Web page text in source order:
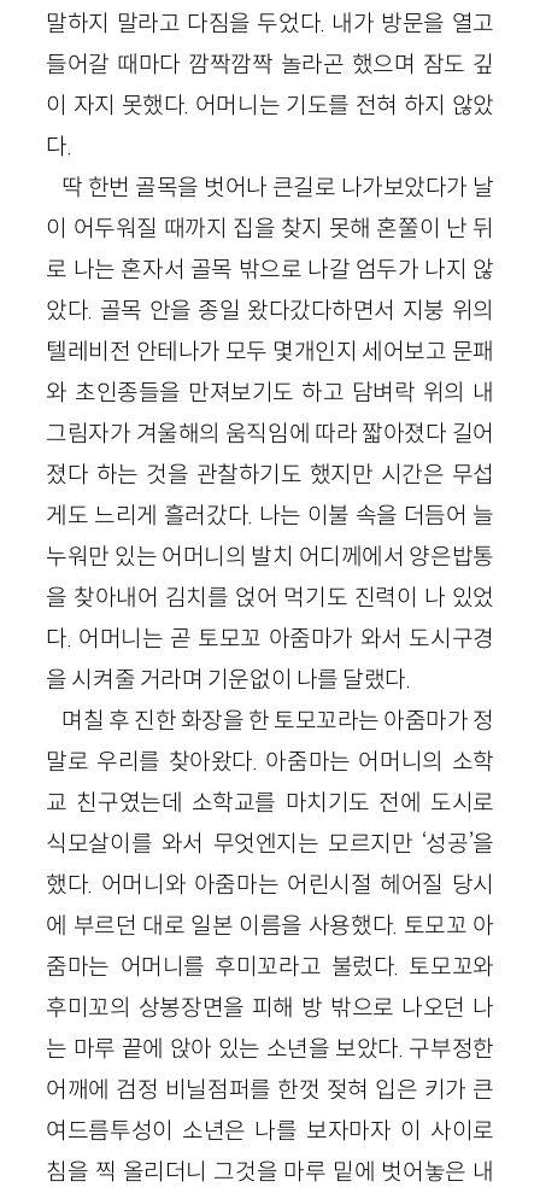
말하지 말라고 다짐을 두었다. 내가 방문을 열고
들어갈 때마다 깜짝깜짝 놀라곤 했으며 잠도 깊
이 자지 못했다. 어머니는 기도를 전혀 하지 않았
다.
딱 한번 골목을 벗어나 큰길로 나가보았다가 날
이 어두워질 때까지 집을 찾지 못해 혼쭐이 난 뒤
로 나는 혼자서 골목 밖으로 나갈 엄두가 나지 않
았다. 골목 안을 종일 왔다갔다하면서 지붕 위의
텔레비전 안테나가 모두 몇개인지 세어보고 문패
와 초인종들을 만져보기도 하고 담벼락 위의 내
그림자가 겨울해의 움직임에 따라 짧아졌다 길어
졌다 하는 것을 관찰하기도 했지만 시간은 무섭
게도 느리게 흘러갔다. 나는 이불 속을 더듬어 늘
누워만 있는 어머니의 발치 어디께에서 양은밥통
을 찾아내어 김치를 얹어 먹기도 진력이 나 있었
다. 어머니는 곧 토모꼬 아줌마가 와서 도시구경
을 시켜줄 거라며 기운없이 나를 달랬다.
며칠 후 진한 화장을 한 토모꼬라는 아줌마가 정
말로 우리를 찾아왔다. 아줌마는 어머니의 소학
교 친구였는데 소학교를 마치기도 전에 도시로
식모살이를 와서 무엇엔지는 모르지만 ‘성공’을
했다. 어머니와 아줌마는 어린시절 헤어질 당시
에 부르던 대로 일본 이름을 사용했다. 토모꼬 아
줌마는 어머니를 후미꼬라고 불렀다. 토모꼬와
후미꼬의 상봉장면을 피해 방 밖으로 나오던 나
는 마루 끝에 앉아 있는 소년을 보았다. 구부정한
어깨에 검정 비닐점퍼를 한껏 젖혀 입은 키가 큰
여드름투성이 소년은 나를 보자마자 이 사이로
침을 찍 올리더니 그것을 마루 밑에 벗어놓은 내